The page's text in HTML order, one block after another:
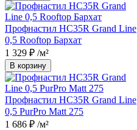
Профнастил НС35R Grand Line
0,5 Rooftop Бархат
1 329 ₽ /м²
В корзину
Профнастил НС35R Grand Line
0,5 PurPro Matt 275
1 686 ₽ /м²